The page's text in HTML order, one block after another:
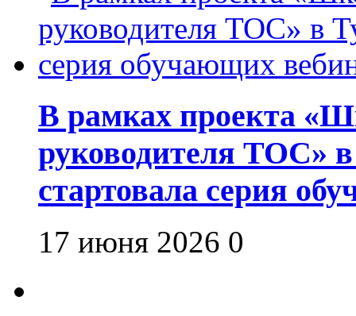
В рамках проекта
руководителя ТОС»
стартовала серия
17 июня 2026 0